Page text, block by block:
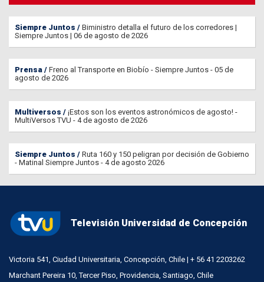
Siempre Juntos
Biministro detalla el futuro de los corredores |
Siempre Juntos | 06 de agosto de 2026
Prensa
Freno al Transporte en Biobío - Siempre Juntos - 05 de
agosto de 2026
Multiversos
¡Estos son los eventos astronómicos de agosto! -
MultiVersos TVU - 4 de agosto de 2026
Siempre Juntos
Ruta 160 y 150 peligran por decisión de Gobierno
- Matinal Siempre Juntos - 4 de agosto 2026
Televisión Universidad de Concepción
Victoria 541, Ciudad Universitaria, Concepción, Chile | + 56 41 2203262
Marchant Pereira 10, Tercer Piso, Providencia, Santiago, Chile